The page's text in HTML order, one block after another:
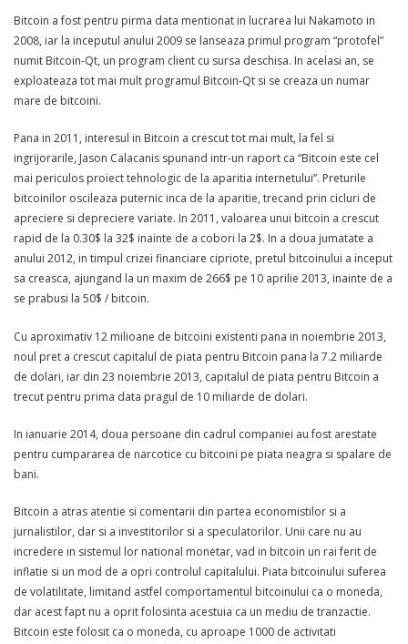
Bitcoin a fost pentru pirma data mentionat in lucrarea lui Nakamoto in
2008, iar la inceputul anului 2009 se lanseaza primul program “protofel”
numit Bitcoin-Qt, un program client cu sursa deschisa. In acelasi an, se
exploateaza tot mai mult programul Bitcoin-Qt si se creaza un numar
mare de bitcoini.
Pana in 2011, interesul in Bitcoin a crescut tot mai mult, la fel si
ingrijorarile, Jason Calacanis spunand intr-un raport ca “Bitcoin este cel
mai periculos proiect tehnologic de la aparitia internetului”. Preturile
bitcoinilor oscileaza puternic inca de la aparitie, trecand prin cicluri de
apreciere si depreciere variate. In 2011, valoarea unui bitcoin a crescut
rapid de la 0.30$ la 32$ inainte de a cobori la 2$. In a doua jumatate a
anului 2012, in timpul crizei financiare cipriote, pretul bitcoinului a inceput
sa creasca, ajungand la un maxim de 266$ pe 10 aprilie 2013, inainte de a
se prabusi la 50$ / bitcoin.
Cu aproximativ 12 milioane de bitcoini existenti pana in noiembrie 2013,
noul pret a crescut capitalul de piata pentru Bitcoin pana la 7.2 miliarde
de dolari, iar din 23 noiembrie 2013, capitalul de piata pentru Bitcoin a
trecut pentru prima data pragul de 10 miliarde de dolari.
In ianuarie 2014, doua persoane din cadrul companiei au fost arestate
pentru cumpararea de narcotice cu bitcoini pe piata neagra si spalare de
bani.
Bitcoin a atras atentie si comentarii din partea economistilor si a
jurnalistilor, dar si a investitorilor si a speculatorilor. Unii care nu au
incredere in sistemul lor national monetar, vad in bitcoin un rai ferit de
inflatie si un mod de a opri controlul capitalului. Piata bitcoinului suferea
de volatilitate, limitand astfel comportamentul bitcoinului ca o moneda,
dar acest fapt nu a oprit folosinta acestuia ca un mediu de tranzactie.
Bitcoin este folosit ca o moneda, cu aproape 1000 de activitati